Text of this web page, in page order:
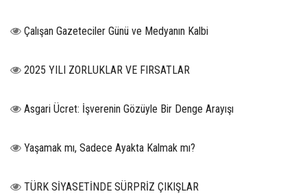
Çalışan Gazeteciler Günü ve Medyanın Kalbi
2025 YILI ZORLUKLAR VE FIRSATLAR
Asgari Ücret: İşverenin Gözüyle Bir Denge Arayışı
Yaşamak mı, Sadece Ayakta Kalmak mı?
TÜRK SİYASETİNDE SÜRPRİZ ÇIKIŞLAR